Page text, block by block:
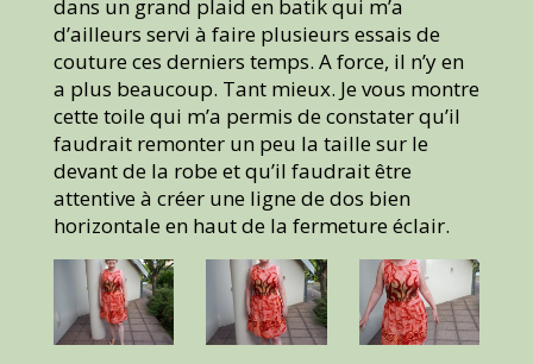
dans un grand plaid en batik qui m’a
d’ailleurs servi à faire plusieurs essais de
couture ces derniers temps. A force, il n’y en
a plus beaucoup. Tant mieux. Je vous montre
cette toile qui m’a permis de constater qu’il
faudrait remonter un peu la taille sur le
devant de la robe et qu’il faudrait être
attentive à créer une ligne de dos bien
horizontale en haut de la fermeture éclair.